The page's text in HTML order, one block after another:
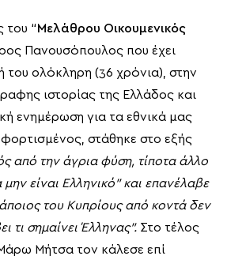
του “Μελάθρου Οικουμενικός
Πανουσόπουλος που έχει
του ολόκληρη (36 χρόνια), στην
ιστορίας της Ελλάδος και
ενημέρωση για τα εθνικά μας
φορτισμένος, στάθηκε στο εξής
από την άγρια φύση, τίποτα άλλο
μην είναι Ελληνικό” και επανέλαβε
του Κυπρίους από κοντά δεν
τι σημαίνει Έλληνας”. Στο τέλος
Μήτσα τον κάλεσε επί